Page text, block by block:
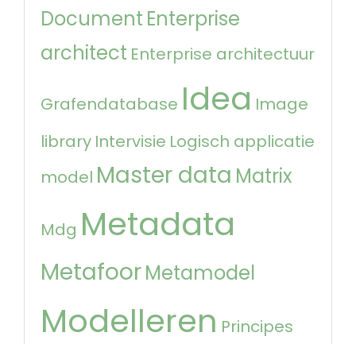
Document Enterprise
architect Enterprise architectuur
Grafendatabase Idea Image
library Intervisie Logisch applicatie
model Master data Matrix
Mdg Metadata
MetafoorMetamodel
Modelleren Principes